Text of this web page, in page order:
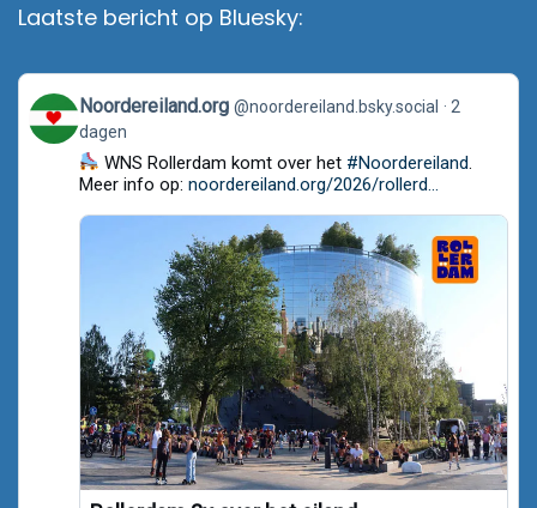
Laatste bericht op Bluesky:
View
post
by
Noordereiland.org
Bluesky
Noordereiland.org @noordereiland.bsky.social
2
dagen
WNS Rollerdam komt over het #Noordereiland.
Meer info op: noordereiland.org/2026/rollerd...